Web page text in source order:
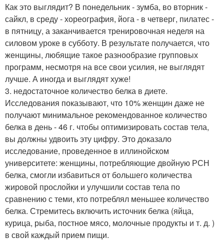
Как это выглядит? В понедельник - зумба, во вторник -
сайкл, в среду - хореография, йога - в четверг, пилатес -
в пятницу, а заканчивается тренировочная неделя на
силовом уроке в субботу. В результате получается, что
женщины, любящие такое разнообразие групповых
программ, несмотря на все свои усилия, не выглядят
лучше. А иногда и выглядят хуже!
3. недостаточное количество белка в диете.
Исследования показывают, что 10% женщин даже не
получают минимальное рекомендованное количество
белка в день - 46 г. чтобы оптимизировать состав тела,
вы должны удвоить эту цифру. Это доказало
исследование, проведенное в иллинойском
университете: женщины, потребляющие двойную РСН
белка, смогли избавиться от большего количества
жировой прослойки и улучшили состав тела по
сравнению с теми, кто потреблял меньшее количество
белка. Стремитесь включить источник белка (яйца,
курица, рыба, постное мясо, молочные продукты и т. д. )
в свой каждый прием пищи.